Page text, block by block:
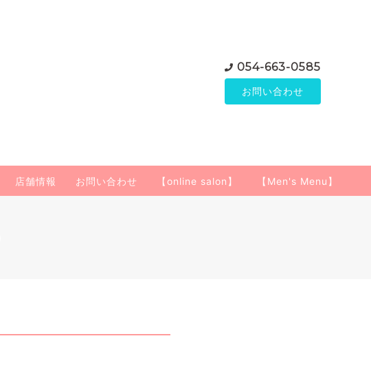
054-663-0585
お問い合わせ
店舗情報 お問い合わせ 【online salon】 【Men's Menu】